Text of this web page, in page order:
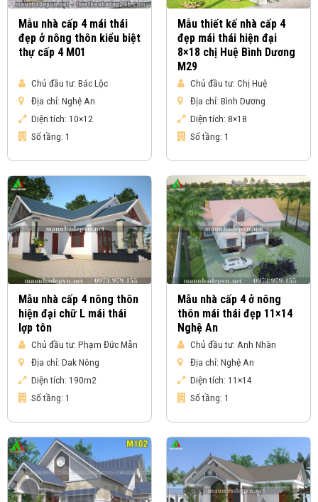
Mẫu nhà cấp 4 mái thái
đẹp ở nông thôn kiểu biệt
thự cấp 4 M01
Chủ đầu tư: Bác Lộc
Địa chỉ: Nghệ An
Diện tích: 10×12
Số tầng: 1
Mẫu thiết kế nhà cấp 4
đẹp mái thái hiện đại
8×18 chị Huệ Bình Dương
M29
Chủ đầu tư: Chị Huệ
Địa chỉ: Bình Dương
Diện tích: 8×18
Số tầng: 1
Mẫu nhà cấp 4 nông thôn
hiện đại chữ L mái thái
lợp tôn
Chủ đầu tư: Phạm Đức Mẫn
Địa chỉ: Dak Nông
Diện tích: 190m2
Số tầng: 1
Mẫu nhà cấp 4 ở nông
thôn mái thái đẹp 11×14
Nghệ An
Chủ đầu tư: Anh Nhàn
Địa chỉ: Nghệ An
Diện tích: 11×14
Số tầng: 1